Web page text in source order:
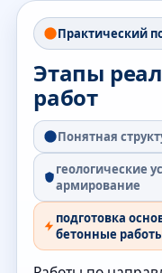
Практический
Этапы
работ
Понятная
геологические
армирование
подготовка
бетонные